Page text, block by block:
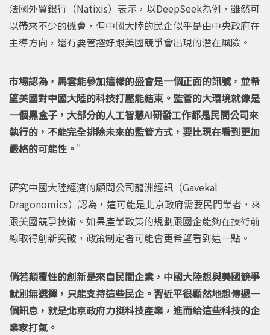
法國外貿銀行（Natixis）表示，以DeepSeek為例，雖然可
以帶來不少的機會，但中國大陸的民企似乎是由中央政府在
主導方向，還有要管控好跟美國競爭會出現的潛在風險。
市場認為，馬雲能參加這樣的盛會是一個正面的訊號，並希
望美國對中國大陸的科技打壓能結束。監管的大環境就像是
一個黑盒子，大部分的人工智慧AI研發工作都是民間公司來
執行的，不能完全排除未來的監管方式，要比現在看到更加
嚴格的可能性。 "
研究中國大陸經濟的顧問公司龍洲經訊（Gavekal
Dragonomics）認為，這可能是北京政府需要民間業者，來
跟美國競爭技術。如果產業政策的規劃跟國企能夠在技術前
線取得創新突破，政策制定者可能會更希望看到這一點。
倘若顛覆性的創新是來自民間企業，中國大陸想與美國競爭
就別無選擇，只能支持這些民企。習近平很顯然地想傳遞一
個訊息，就是北京政府力挺科技產業，進而給這些科技的企
業家打氣。